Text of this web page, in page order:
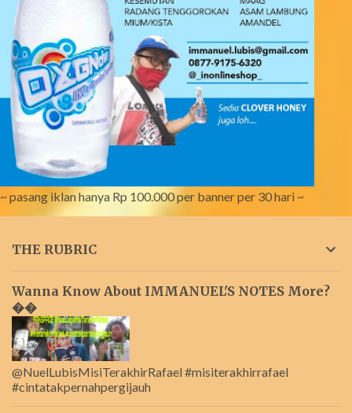
~ pasang iklan hanya Rp 100.000 per banner per 30 hari ~
THE RUBRIC
Wanna Know About IMMANUEL'S NOTES More?
��
@NuelLubisMisiTerakhirRafael #misiterakhirrafael
#cintatakpernahpergijauh